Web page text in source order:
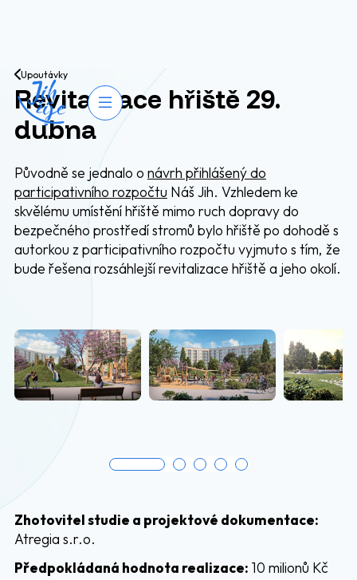
Přejít na obsah
Otevřít navigaci
Upoutávky
Revitalizace hřiště 29.
dubna
Původně se jednalo o návrh přihlášený do
participativního rozpočtu Náš Jih. Vzhledem ke
skvělému umístění hřiště mimo ruch dopravy do
bezpečného prostředí stromů bylo hřiště po dohodě s
autorkou z participativního rozpočtu vyjmuto s tím, že
bude řešena rozsáhlejší revitalizace hřiště a jeho okolí.
Zhotovitel studie a projektové dokumentace:
Atregia s.r.o.
Předpokládaná hodnota realizace: 10 milionů Kč